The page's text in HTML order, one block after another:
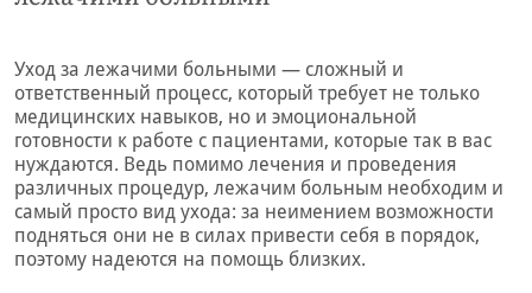
Уход за лежачими больными — сложный и
ответственный процесс, который требует не только
медицинских навыков, но и эмоциональной
готовности к работе с пациентами, которые так в вас
нуждаются. Ведь помимо лечения и проведения
различных процедур, лежачим больным необходим и
самый просто вид ухода: за неимением возможности
подняться они не в силах привести себя в порядок,
поэтому надеются на помощь близких.